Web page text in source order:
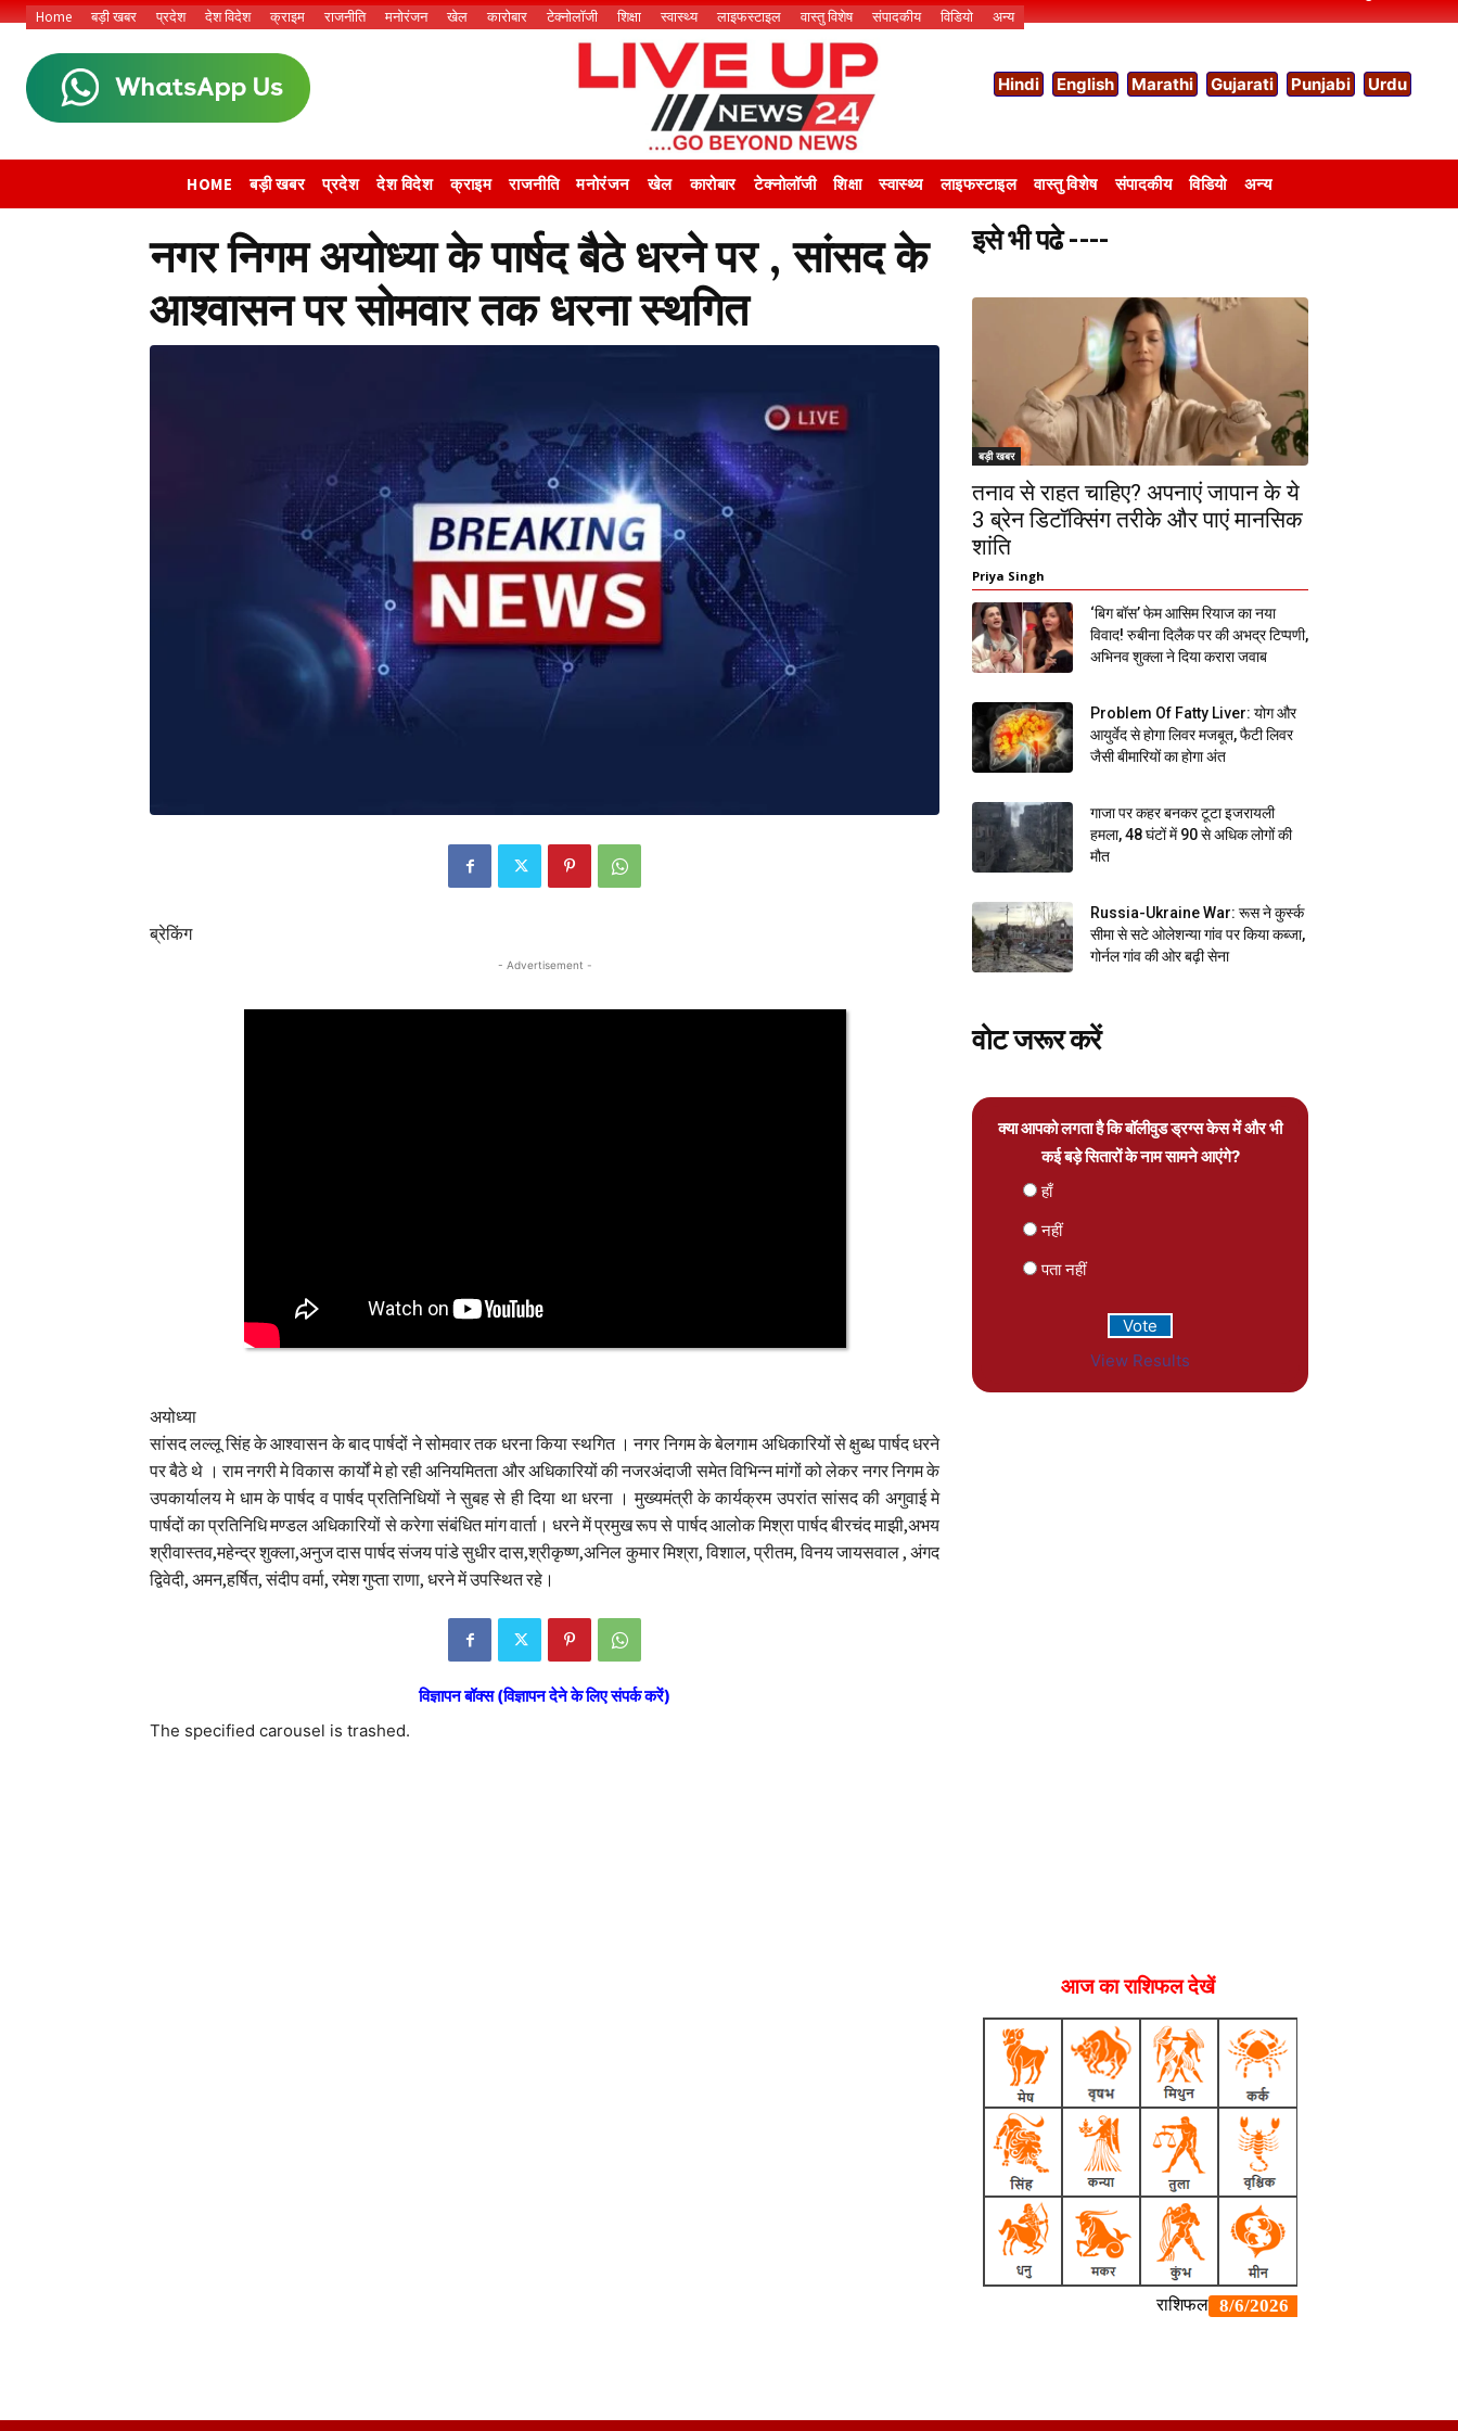
Home बड़ी खबर प्रदेश देश विदेश क्राइम राजनीति मनोरंजन खेल कारोबार टेक्नोलॉजी शिक्षा स्वास्थ्य लाइफस्टाइल वास्तु विशेष संपादकीय विडियो अन्य
Hindi English Marathi Gujarati Punjabi Urdu
HOME बड़ी खबर प्रदेश देश विदेश क्राइम राजनीति मनोरंजन खेल कारोबार टेक्नोलॉजी शिक्षा स्वास्थ्य लाइफस्टाइल वास्तु विशेष संपादकीय विडियो अन्य
नगर निगम अयोध्या के पार्षद बैठे धरने पर , सांसद के
आश्वासन पर सोमवार तक धरना स्थगित
ब्रेकिंग
- Advertisement -
अयोध्या
सांसद लल्लू सिंह के आश्वासन के बाद पार्षदों ने सोमवार तक धरना किया स्थगित । नगर निगम के बेलगाम अधिकारियों से क्षुब्ध पार्षद धरने
पर बैठे थे । राम नगरी मे विकास कार्यों मे हो रही अनियमितता और अधिकारियों की नजरअंदाजी समेत विभिन्न मांगों को लेकर नगर निगम के
उपकार्यालय मे धाम के पार्षद व पार्षद प्रतिनिधियों ने सुबह से ही दिया था धरना । मुख्यमंत्री के कार्यक्रम उपरांत सांसद की अगुवाई मे
पार्षदों का प्रतिनिधि मण्डल अधिकारियों से करेगा संबंधित मांग वार्ता। धरने में प्रमुख रूप से पार्षद आलोक मिश्रा पार्षद बीरचंद माझी,अभय
श्रीवास्तव,महेन्द्र शुक्ला,अनुज दास पार्षद संजय पांडे सुधीर दास,श्रीकृष्ण,अनिल कुमार मिश्रा, विशाल, प्रीतम, विनय जायसवाल , अंगद
द्विवेदी, अमन,हर्षित, संदीप वर्मा, रमेश गुप्ता राणा, धरने में उपस्थित रहे।
विज्ञापन बॉक्स (विज्ञापन देने के लिए संपर्क करें)
The specified carousel is trashed.
इसे भी पढे ----
बड़ी खबर
तनाव से राहत चाहिए? अपनाएं जापान के ये
3 ब्रेन डिटॉक्सिंग तरीके और पाएं मानसिक
शांति
Priya Singh
‘बिग बॉस’ फेम आसिम रियाज का नया
विवाद! रुबीना दिलैक पर की अभद्र टिप्पणी,
अभिनव शुक्ला ने दिया करारा जवाब
Problem Of Fatty Liver: योग और
आयुर्वेद से होगा लिवर मजबूत, फैटी लिवर
जैसी बीमारियों का होगा अंत
गाजा पर कहर बनकर टूटा इजरायली
हमला, 48 घंटों में 90 से अधिक लोगों की
मौत
Russia-Ukraine War: रूस ने कुर्स्क
सीमा से सटे ओलेशन्या गांव पर किया कब्जा,
गोर्नल गांव की ओर बढ़ी सेना
वोट जरूर करें
क्या आपको लगता है कि बॉलीवुड ड्रग्स केस में और भी
कई बड़े सितारों के नाम सामने आएंगे?
हाँ
नहीं
पता नहीं
View Results
आज का राशिफल देखें